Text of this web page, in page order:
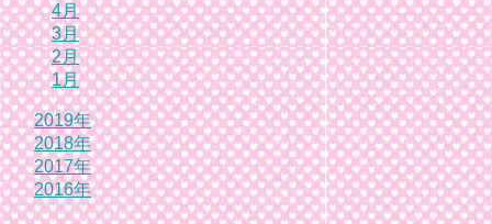
4月
3月
2月
1月
2019年
2018年
2017年
2016年